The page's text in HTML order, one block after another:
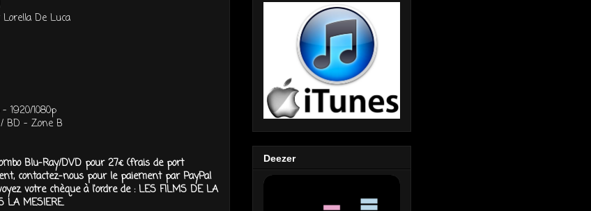
De Luca
1920/1080p
BD - Zone B
Blu-Ray/DVD pour 27€ (frais de port
contactez-nous pour le paiement par PayPal
votre chèque à l'ordre de : LES FILMS DE LA
LA MESIERE.
Deezer